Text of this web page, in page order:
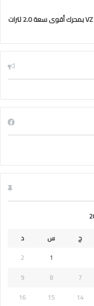
“كيان إيچيبت ” تَطرح الطراز كوبرا فورمنتور VZ بمحرك أقوى سعة 2.0 لترات
ج س
د
1
2
7
8
9
14
15
16